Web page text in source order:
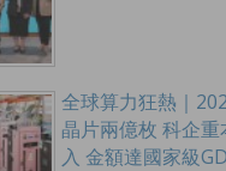
全球算力狂熱｜
晶片兩億枚 科企重
入 金額達國家級